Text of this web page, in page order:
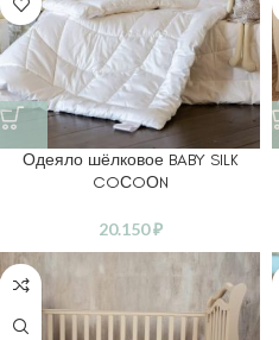
Одеяло шёлковое BABY SILK
COСOОN
20.150₽